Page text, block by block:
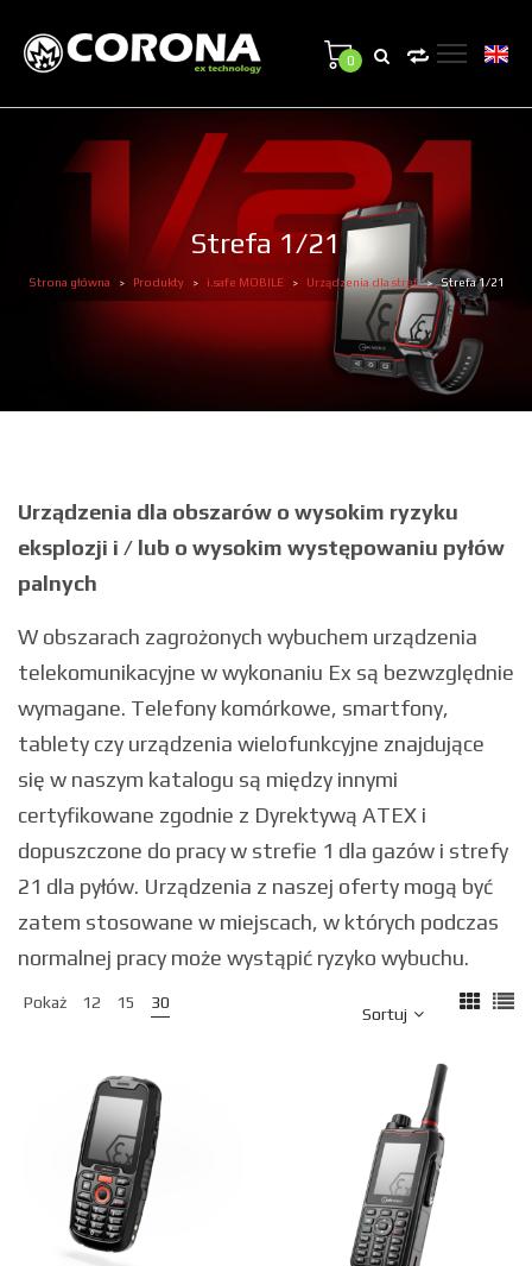
0
Strefa 1/21
Strona główna > Produkty > i.safe MOBILE > Urządzenia dla stref > Strefa 1/21
Urządzenia dla obszarów o wysokim ryzyku
eksplozji i / lub o wysokim występowaniu pyłów
palnych
W obszarach zagrożonych wybuchem urządzenia
telekomunikacyjne w wykonaniu Ex są bezwzględnie
wymagane. Telefony komórkowe, smartfony,
tablety czy urządzenia wielofunkcyjne znajdujące
się w naszym katalogu są między innymi
certyfikowane zgodnie z Dyrektywą ATEX i
dopuszczone do pracy w strefie 1 dla gazów i strefy
21 dla pyłów. Urządzenia z naszej oferty mogą być
zatem stosowane w miejscach, w których podczas
normalnej pracy może wystąpić ryzyko wybuchu.
Pokaż 12 15 30
Sortuj